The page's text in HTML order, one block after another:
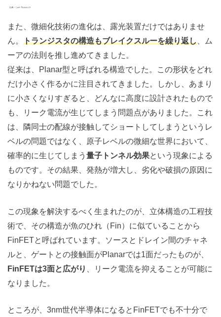
また、微細化技術の進化は、露光装置だけではありませ
ん。 トランジスタの構造もブレイクスルーを繰り返し 、ム
ーアの法則を推し進めてきました。
従来は、Planar型と呼ばれる構造でした。この形状をどれ
だけ小さく作るかに注目されてきました。しかし、あまり
に小さくなりすぎると、どんなに高度に設計されたもので
も、リーク電流が生じてしまう問題点がありました。これ
は、隣同士の配線が接触してショートしてしまうというレ
ベルの問題ではなく、原子レベルの微細な世界において、
確率的に生じてしまう 量子トンネル効果という現象による
ものです。その結果、発熱が増大し、劣化や破損の原因に
なりかねない問題でした。
この現象を解決するべく生まれたのが、立体構造の工程技
術で、その構造が魚のひれ（Fin）に似ていることから
FinFETと呼ばれています。ソースとドレイン間のチャネ
ルと、ゲートとの接触面がPlanarでは1面だったものが、
FinFETは3面と広がり
、リーク電流を抑えることが可能に
なりました。
ところが、3nm世代半導体になるとFinFETでも不十分で